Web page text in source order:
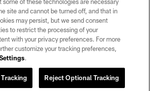
ACCESSIBILITY
AD CHOICES
YOUR PRIVACY CHOICES
COOKIE SETTINGS
site and cannot be turned off, and that in
may persist, but we send consent
to restrict the processing of your
with your privacy preferences. For more
customize your tracking preferences,
.
Reject Optional Tracking